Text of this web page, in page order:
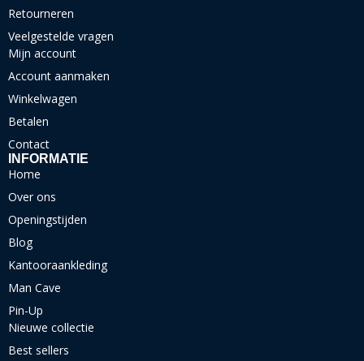
Retourneren
Veelgestelde vragen
Mijn account
Account aanmaken
Winkelwagen
Betalen
Contact
INFORMATIE
Home
Over ons
Openingstijden
Blog
Kantooraankleding
Man Cave
Pin-Up
Nieuwe collectie
Best sellers